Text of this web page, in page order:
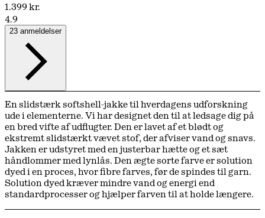
1.399 kr.
4.9
23 anmeldelser
En slidstærk softshell-jakke til hverdagens udforskning
ude i elementerne. Vi har designet den til at ledsage dig på
en bred vifte af udflugter. Den er lavet af et blødt og
ekstremt slidstærkt vævet stof, der afviser vand og snavs.
Jakken er udstyret med en justerbar hætte og et sæt
håndlommer med lynlås. Den ægte sorte farve er solution
dyed i en proces, hvor fibre farves, før de spindes til garn.
Solution dyed kræver mindre vand og energi end
standardprocesser og hjælper farven til at holde længere.